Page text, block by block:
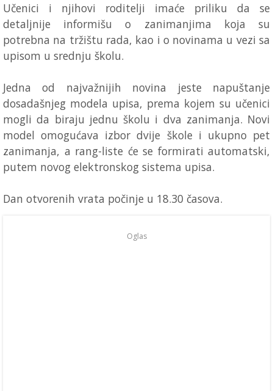
Učenici i njihovi roditelji imaće priliku da se
detaljnije informišu o zanimanjima koja su
potrebna na tržištu rada, kao i o novinama u vezi sa
upisom u srednju školu.
Jedna od najvažnijih novina jeste napuštanje
dosadašnjeg modela upisa, prema kojem su učenici
mogli da biraju jednu školu i dva zanimanja. Novi
model omogućava izbor dvije škole i ukupno pet
zanimanja, a rang-liste će se formirati automatski,
putem novog elektronskog sistema upisa.
Dan otvorenih vrata počinje u 18.30 časova.
Oglas